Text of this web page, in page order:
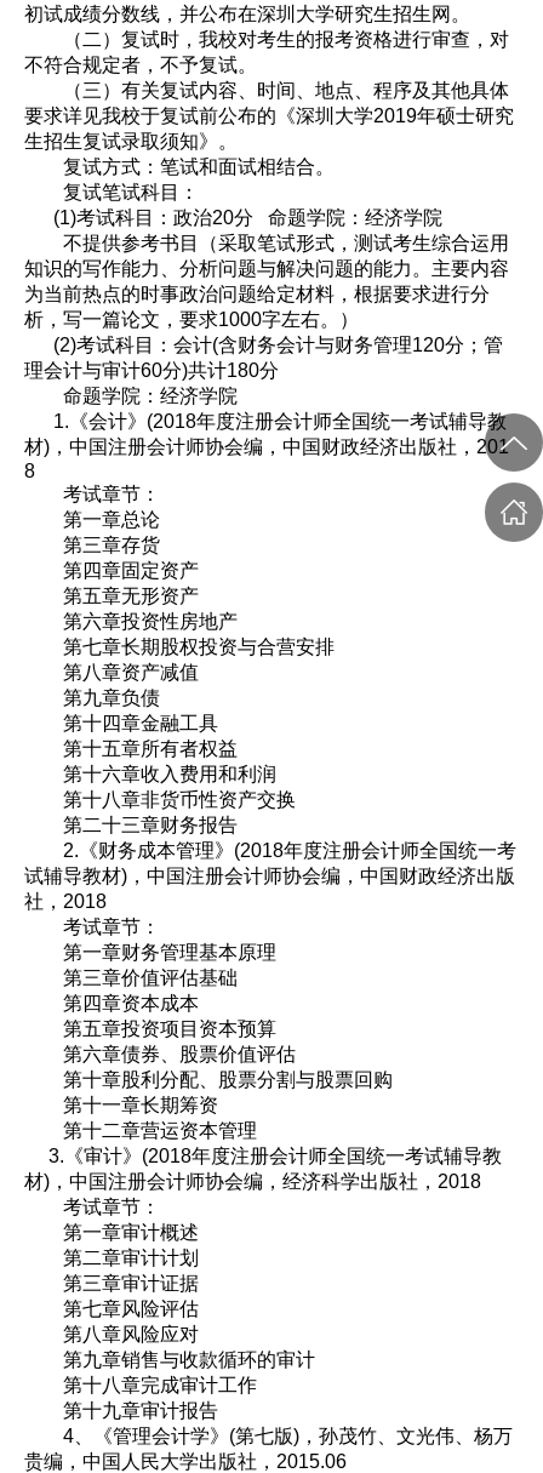
初试成绩分数线，并公布在深圳大学研究生招生网。
（二）复试时，我校对考生的报考资格进行审查，对
不符合规定者，不予复试。
（三）有关复试内容、时间、地点、程序及其他具体
要求详见我校于复试前公布的《深圳大学2019年硕士研究
生招生复试录取须知》。
复试方式：笔试和面试相结合。
复试笔试科目：
(1)考试科目：政治20分 命题学院：经济学院
不提供参考书目（采取笔试形式，测试考生综合运用
知识的写作能力、分析问题与解决问题的能力。主要内容
为当前热点的时事政治问题给定材料，根据要求进行分
析，写一篇论文，要求1000字左右。）
(2)考试科目：会计(含财务会计与财务管理120分；管
理会计与审计60分)共计180分
命题学院：经济学院
1.《会计》(2018年度注册会计师全国统一考试辅导教
材)，中国注册会计师协会编，中国财政经济出版社，201
8
考试章节：
第一章总论
第三章存货
第四章固定资产
第五章无形资产
第六章投资性房地产
第七章长期股权投资与合营安排
第八章资产减值
第九章负债
第十四章金融工具
第十五章所有者权益
第十六章收入费用和利润
第十八章非货币性资产交换
第二十三章财务报告
2.《财务成本管理》(2018年度注册会计师全国统一考
试辅导教材)，中国注册会计师协会编，中国财政经济出版
社，2018
考试章节：
第一章财务管理基本原理
第三章价值评估基础
第四章资本成本
第五章投资项目资本预算
第六章债券、股票价值评估
第十章股利分配、股票分割与股票回购
第十一章长期筹资
第十二章营运资本管理
3.《审计》(2018年度注册会计师全国统一考试辅导教
材)，中国注册会计师协会编，经济科学出版社，2018
考试章节：
第一章审计概述
第二章审计计划
第三章审计证据
第七章风险评估
第八章风险应对
第九章销售与收款循环的审计
第十八章完成审计工作
第十九章审计报告
4、《管理会计学》(第七版)，孙茂竹、文光伟、杨万
贵编，中国人民大学出版社，2015.06